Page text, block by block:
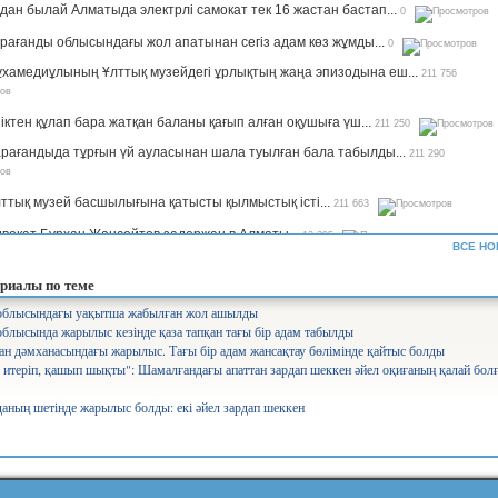
былай Алматыда электрлі самокат тек 16 жастан бастап... 0
облысындағы жол апатынан сегіз адам көз жұмды... 0
Ұлттық музейдегі ұрлықтың жаңа эпизодына еш... 211 756
құлап бара жатқан баланы қағып алған оқушыға үш... 211 250
тұрғын үй ауласынан шала туылған бала табылды... 211 290
музей басшылығына қатысты қылмыстық істі... 211 663
Бурхан Жансейтов задержан в Алматы... 13 295
на комуслуги изменятся в Казахстане... 12 637
Аймағамбетов балалардың қауіпсіздігін қамтамасыз...
мектеп». Ұлттық жоба арқылы 582 мектеп бой көтереді... 17 363
серьезный человек Сека уже ждет вас на IVI...
президенттің үкімет жұмысына қатысты сынына пікір... 7 822
ВСЕ
по теме
уақытша жабылған жол ашылды
жарылыс кезінде қаза тапқан тағы бір адам табылды
дәмханасындағы жарылыс. Тағы бір адам жансақтау бөлімінде қайтыс болды
итеріп, қашып шықты": Шамалғандағы апаттан зардап шеккен әйел оқиғаның қалай
шетінде жарылыс болды: екі әйел зардап шеккен